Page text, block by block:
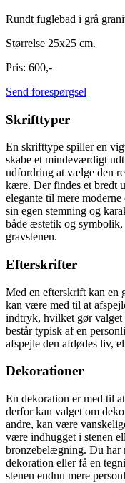
Rundt fuglebad i grå
Størrelse 25x25 cm.
Pris: 600,-
Send forespørgsel
Skrifttyper
En skrifttype spiller en
skabe et mindeværdigt
udfordring at vælge den
kære. Der findes et bredt
elegante til mere
sin egen stemning og
både æstetik og
gravstenen.
Efterskrifter
Med en efterskrift kan en
kan være med til at
indtryk, hvilket gør
består typisk af en
afspejle den afdødes liv,
Dekorationer
En dekoration er med til
derfor kan valget om
andre, kan være
være indhugget i stenen
bronzebelægning. Du har
dekoration eller få en
stenen endnu mere